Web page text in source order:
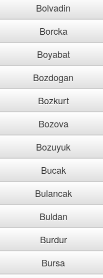
Bolvadin
Borcka
Boyabat
Bozdogan
Bozkurt
Bozova
Bozuyuk
Bucak
Bulancak
Buldan
Burdur
Bursa